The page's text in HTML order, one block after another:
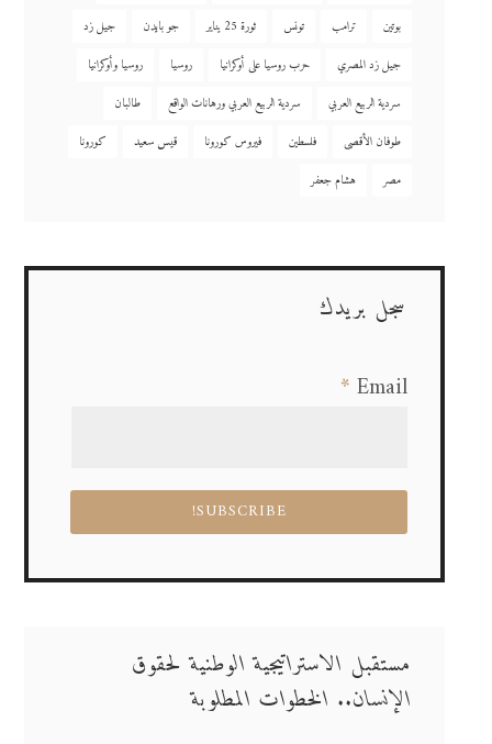
بوتين
ترامب تونس ثورة 25 يناير جو بايدن
جيل زد
جيل زد المصري
حرب روسيا على أوكرانيا روسيا
روسيا وأوكرانيا
سردية الربيع العربي
سردية الربيع العربي ورهانات الواقع
طالبان
طوفان الأقصى
فلسطين فيروس كورونا قيس سعيد
كورونا
مصر
هشام جعفر
سجل بريدك
Email
*
مستقبل الاستراتيجية الوطنية لحقوق
الإنسان.. الخطوات المطلوبة